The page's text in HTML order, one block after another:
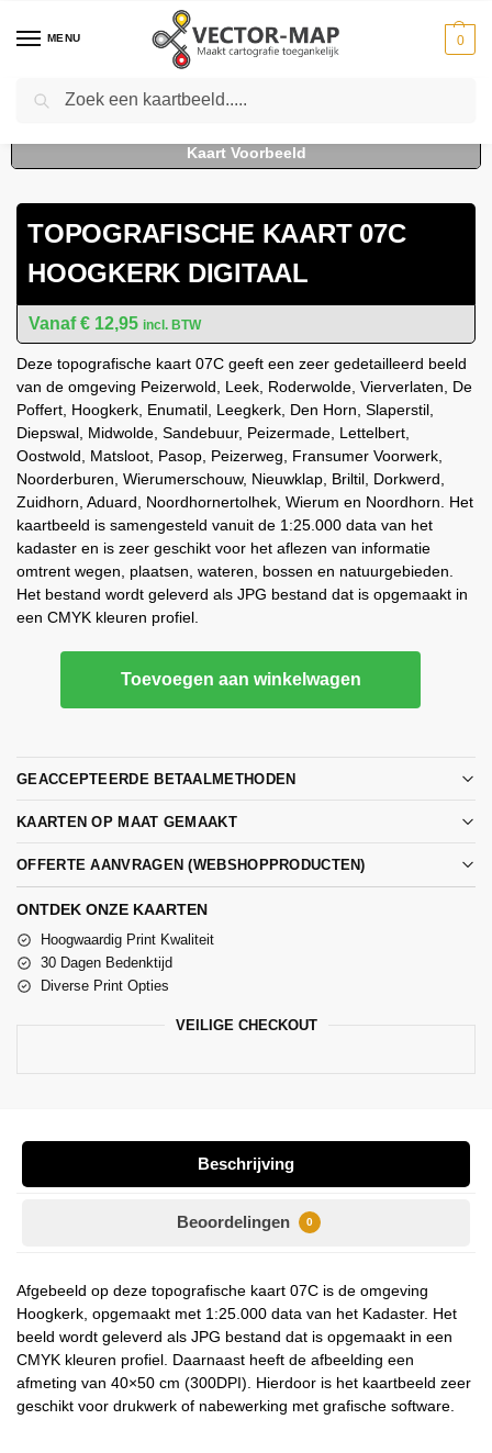
MENU 0
Home Kaarten - Topografische kaarten
TOPOGRAFISCHE KAART 07C
HOOGKERK DIGITAAL
€ 12,95 incl. BTW
Deze topografische kaart 07C geeft een zeer gedetailleerd beeld
van de omgeving Peizerwold, Leek, Roderwolde, Vierverlaten, De
Poffert, Hoogkerk, Enumatil, Leegkerk, Den Horn, Slaperstil,
Diepswal, Midwolde, Sandebuur, Peizermade, Lettelbert,
Oostwold, Matsloot, Pasop, Peizerweg, Fransumer Voorwerk,
Noorderburen, Wierumerschouw, Nieuwklap, Briltil, Dorkwerd,
Zuidhorn, Aduard, Noordhornertolhek, Wierum en Noordhorn. Het
kaartbeeld is samengesteld vanuit de 1:25.000 data van het
kadaster en is zeer geschikt voor het aflezen van informatie
omtrent wegen, plaatsen, wateren, bossen en natuurgebieden.
Het bestand wordt geleverd als JPG bestand dat is opgemaakt in
een CMYK kleuren profiel.
Toevoegen aan winkelwagen
GEACCEPTEERDE BETAALMETHODEN
KAARTEN OP MAAT GEMAAKT
OFFERTE AANVRAGEN (WEBSHOPPRODUCTEN)
ONTDEK ONZE KAARTEN
Hoogwaardig Print Kwaliteit
30 Dagen Bedenktijd
Diverse Print Opties
VEILIGE CHECKOUT
Beschrijving
Beoordelingen 0
Afgebeeld op deze topografische kaart 07C is de omgeving
Hoogkerk, opgemaakt met 1:25.000 data van het Kadaster. Het
beeld wordt geleverd als JPG bestand dat is opgemaakt in een
CMYK kleuren profiel. Daarnaast heeft de afbeelding een
afmeting van 40×50 cm (300DPI). Hierdoor is het kaartbeeld zeer
geschikt voor drukwerk of nabewerking met grafische software.